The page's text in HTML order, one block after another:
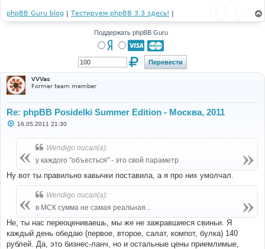
phpBB Guru blog | Тестируем phpBB 3.3 здесь! |
Поддержать phpBB Guru
VVVas
Former team member
Re: phpBB Posidelki Summer Edition - Москва, 2011
С
и
16.05.2011 21:30
Wendigo писал(а):
у каждого "объесться" - это свой параметр
Ну вот ты правильно кавычки поставила, а я про них умолчал.
Wendigo писал(а):
в МСК сумма не самая реальная...
Не, ты нас переоцениваешь, мы же не зажравшиеся свиньи. Я
каждый день обедаю (первое, второе, салат, компот, булка) 140
рублей. Да, это бизнес-ланч, но и остальные цены приемлимые,